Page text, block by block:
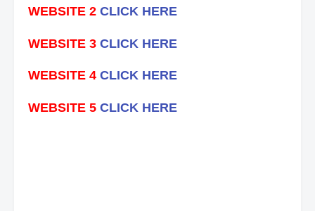
WEBSITE 2 CLICK HERE
WEBSITE 3 CLICK HERE
WEBSITE 4 CLICK HERE
WEBSITE 5 CLICK HERE